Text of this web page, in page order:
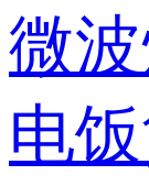
微
电